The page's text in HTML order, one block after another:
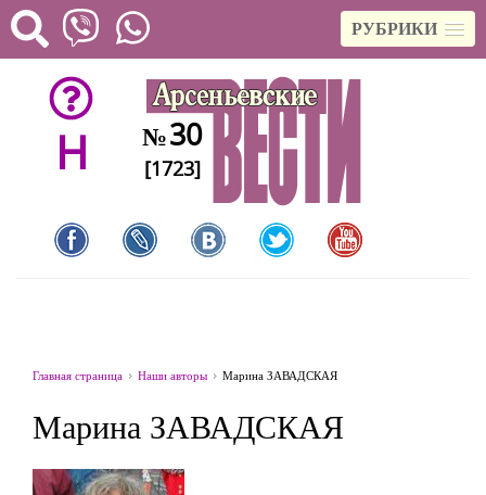
РУБРИКИ
H №30
[1723]
Главная страница Наши авторы Марина ЗАВАДСКАЯ
Марина ЗАВАДСКАЯ